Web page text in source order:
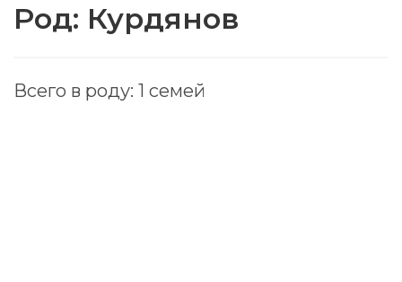
Род: Курдянов
Всего в роду: 1 семей